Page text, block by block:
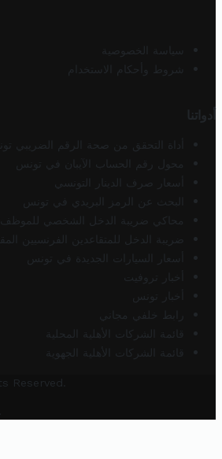
سياسة الخصوصية
شروط وأحكام الاستخدام
أدواتنا
أداة التحقق من صحة الرقم الضريبي
محول رقم الحساب الآيبان في تونس
أسعار صرف الدينار التونسي
البحث عن الرمز البريدي في تونس
محاكي ضريبة الدخل الشخصي للموظف/
ضريبة الدخل للمتقاعدين الفرنسيين
أسعار السيارات الجديدة في تونس
أخبار تروفيت
أخبار تونس
رابط خلفي مجاني
قائمة الشركات الأهلية المحلية
قائمة الشركات الأهلية الجهوية
Reserved.